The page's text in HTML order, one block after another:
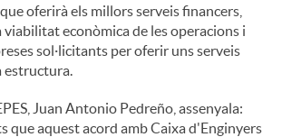
oferirà els millors serveis financers,
econòmica de les operacions i
sol·licitants per oferir uns serveis
estructura.
Juan Antonio Pedreño, assenyala:
que aquest acord amb Caixa d'Enginyers